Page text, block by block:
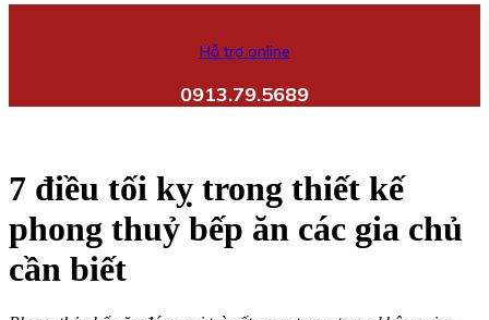
Hỗ trợ online
0913.79.5689
7 điều tối kỵ trong thiết kế
phong thuỷ bếp ăn các gia chủ
cần biết